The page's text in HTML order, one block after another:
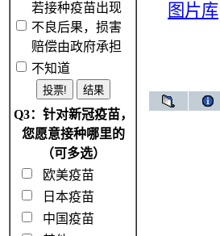
若接种疫苗出现
不良后果，损害
赔偿由政府承担
不知道
Q3：针对新冠疫苗，
您愿意接种哪里的
（可多选）
欧美疫苗
日本疫苗
中国疫苗
图片库